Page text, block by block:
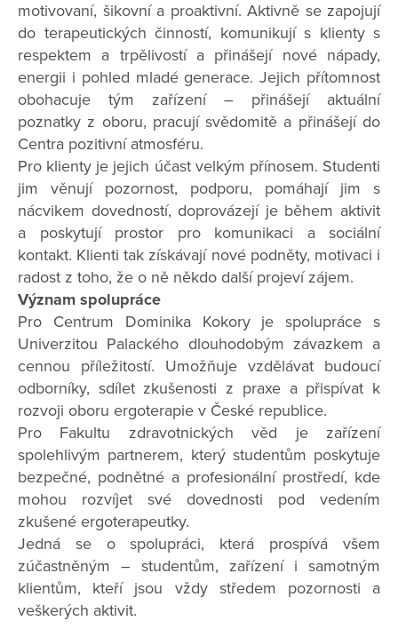
motivovaní, šikovní a proaktivní. Aktivně se zapojují
do terapeutických činností, komunikují s klienty s
respektem a trpělivostí a přinášejí nové nápady,
energii i pohled mladé generace. Jejich přítomnost
obohacuje tým zařízení – přinášejí aktuální
poznatky z oboru, pracují svědomitě a přinášejí do
Centra pozitivní atmosféru.
Pro klienty je jejich účast velkým přínosem. Studenti
jim věnují pozornost, podporu, pomáhají jim s
nácvikem dovedností, doprovázejí je během aktivit
a poskytují prostor pro komunikaci a sociální
kontakt. Klienti tak získávají nové podněty, motivaci i
radost z toho, že o ně někdo další projeví zájem.
Význam spolupráce
Pro Centrum Dominika Kokory je spolupráce s
Univerzitou Palackého dlouhodobým závazkem a
cennou příležitostí. Umožňuje vzdělávat budoucí
odborníky, sdílet zkušenosti z praxe a přispívat k
rozvoji oboru ergoterapie v České republice.
Pro Fakultu zdravotnických věd je zařízení
spolehlivým partnerem, který studentům poskytuje
bezpečné, podnětné a profesionální prostředí, kde
mohou rozvíjet své dovednosti pod vedením
zkušené ergoterapeutky.
Jedná se o spolupráci, která prospívá všem
zúčastněným – studentům, zařízení i samotným
klientům, kteří jsou vždy středem pozornosti a
veškerých aktivit.